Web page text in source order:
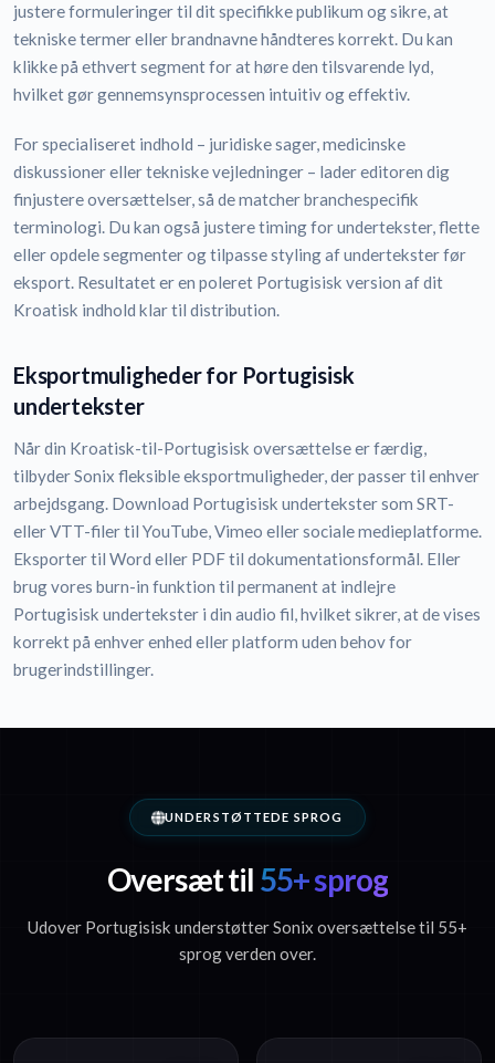
justere formuleringer til dit specifikke publikum og sikre, at
tekniske termer eller brandnavne håndteres korrekt. Du kan
klikke på ethvert segment for at høre den tilsvarende lyd,
hvilket gør gennemsynsprocessen intuitiv og effektiv.
For specialiseret indhold – juridiske sager, medicinske
diskussioner eller tekniske vejledninger – lader editoren dig
finjustere oversættelser, så de matcher branchespecifik
terminologi. Du kan også justere timing for undertekster, flette
eller opdele segmenter og tilpasse styling af undertekster før
eksport. Resultatet er en poleret Portugisisk version af dit
Kroatisk indhold klar til distribution.
Eksportmuligheder for Portugisisk
undertekster
Når din Kroatisk-til-Portugisisk oversættelse er færdig,
tilbyder Sonix fleksible eksportmuligheder, der passer til enhver
arbejdsgang. Download Portugisisk undertekster som SRT-
eller VTT-filer til YouTube, Vimeo eller sociale medieplatforme.
Eksporter til Word eller PDF til dokumentationsformål. Eller
brug vores burn-in funktion til permanent at indlejre
Portugisisk undertekster i din audio fil, hvilket sikrer, at de vises
korrekt på enhver enhed eller platform uden behov for
brugerindstillinger.
UNDERSTØTTEDE SPROG
Oversæt til 55+ sprog
Udover Portugisisk understøtter Sonix oversættelse til 55+
sprog verden over.